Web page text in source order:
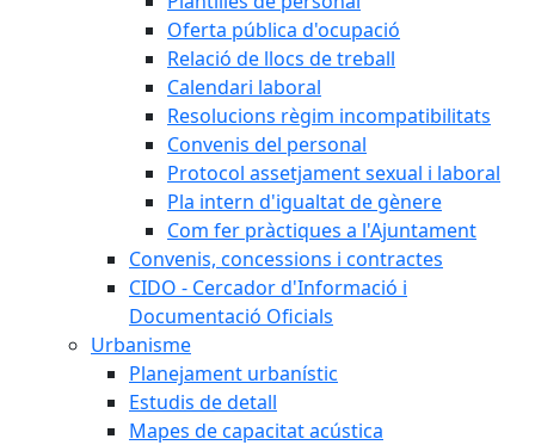
Oferta pública d'ocupació
Relació de llocs de treball
Calendari laboral
Resolucions règim incompatibilitats
Convenis del personal
Protocol assetjament sexual i laboral
Pla intern d'igualtat de gènere
Com fer pràctiques a l'Ajuntament
Convenis, concessions i contractes
CIDO - Cercador d'Informació i
Documentació Oficials
Urbanisme
Planejament urbanístic
Estudis de detall
Mapes de capacitat acústica